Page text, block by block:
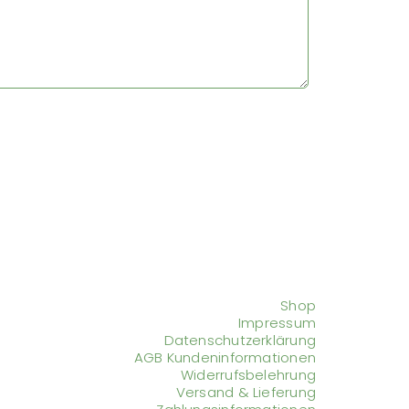
Shop
Impressum
Datenschutzerklärung
AGB Kundeninformationen
Widerrufsbelehrung
Versand & Lieferung